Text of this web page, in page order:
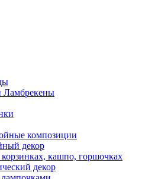
Ламбрекены
композиции
декор
кашпо, горшочках
декор